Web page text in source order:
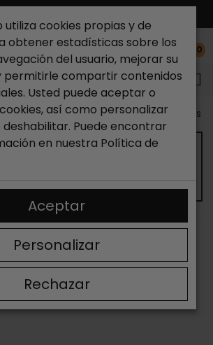
0
Outlet zapatos Outlet zapatos
SANDALIAS PLANAS DE
13-24 de 80 artículo(s)
¡EN OFERTA!
utiliza cookies propias y de
obtener estadísticas sobre los
del usuario, mejorar su
permitirle compartir contenidos
Usted puede aceptar o
así como personalizar
deshabilitar. Puede encontrar
en nuestra Política de
Rechazar
Personalizar
Aceptar